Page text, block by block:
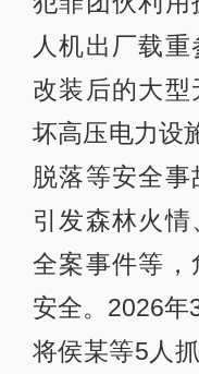
人机出厂载重
改装后的大
坏高压电力设
脱落等安全
引发森林火
全案事件等，
安全。2026年
将侯某等5人